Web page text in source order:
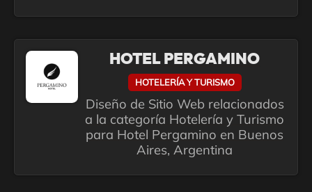
HOTEL PERGAMINO
HOTELERÍA Y TURISMO
Diseño de Sitio Web relacionados
a la categoría Hotelería y Turismo
para Hotel Pergamino en Buenos
Aires, Argentina